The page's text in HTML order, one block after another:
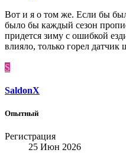
Вот и я о том же. Если бы
было бы каждый сезон
придется зиму с ошибкой
влияло, только горел датчик
S
SaldonX
Опытный
Регистрация
25 Июн 2026